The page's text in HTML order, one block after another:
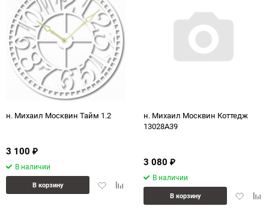
н. Михаил Москвин Тайм 1.2
3 100 ₽
В наличии
ДобавитьДобавить
В корзину
н. Михаил Москвин Коттедж
13028А39
3 080 ₽
В наличии
В корзину